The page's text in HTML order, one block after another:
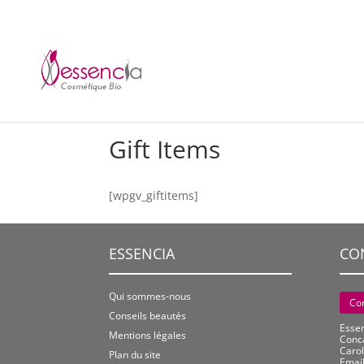
Gift Items
[wpgv_giftitems]
ESSENCIA
Qui sommes-nous
Conseils beautés
Mentions légales
Plan du site